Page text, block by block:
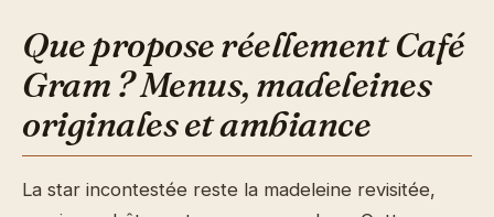
Que propose réellement Café
Gram ? Menus, madeleines
originales et ambiance
La star incontestée reste la madeleine revisitée,